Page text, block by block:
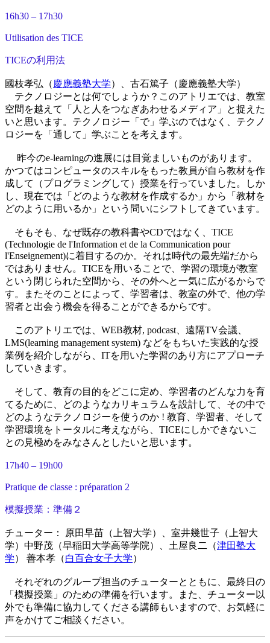
16h30 – 17h30
Utilisation des TICE
TICEの利用法
國枝孝弘（ 慶應義塾大学）、古石篤子（慶應義塾大学）
テクノロジーとは何でしょうか？このアトリエでは、教室
空間を越えて「人と人をつなぎあわせるメディア」と捉えた
いと思います。テクノロジー「で」学ぶのではなく、テクノ
ロジーを「通して」学ぶことを考えます。
昨今のe-learningの進展には目覚ましいものがあります。
かつてはコンピュータのスキルをもった教員が自ら教材を作
成して（プログラミングして）授業を行っていました。しか
し、現在では「どのような教材を作成するか」から「教材を
どのように用いるか」という問いにシフトしてきています。
そもそも、なぜ既存の教科書やCDではなく、TICE
(Technologie de l'Information et de la Communication pour
l'Enseignement)に着目するのか。それは時代の最先端だから
ではありません。TICEを用いることで、学習の環境が教室
という閉じられた空間から、その外へと一気に広がるからで
す。またそのことによって、学習者は、教室の外で、他の学
習者と出会う機会を得ることができるからです。
このアトリエでは、WEB教材, podcast、遠隔TV会議、
LMS(learning management system) などをもちいた実践的な授
業例を紹介しながら、ITを用いた学習のあり方にアプローチ
していきます。
そして、教育の目的をどこに定め、学習者のどんな力を育
てるために、どのようなカリキュラムを設計して、その中で
どのようなテクノロジーを使うのか ! 教育、学習者、そして
学習環境をトータルに考えながら、TICEにしかできないこ
との見極めをみなさんとしたいと思います。
17h40 – 19h00
Pratique de classe : préparation 2
模擬授業：準備２
チューター： 原田早苗（上智大学）、室井幾世子（上智大
学）中野茂（早稲田大学高等学院）、土屋良二（津田塾大
学） 善本孝（白百合女子大学）
それぞれのグループ担当のチューターとともに、最終日の
「模擬授業」のための準備を行います。また、チューター以
外でも準備に協力してくださる講師もいますので、お気軽に
声をかけてご相談ください。